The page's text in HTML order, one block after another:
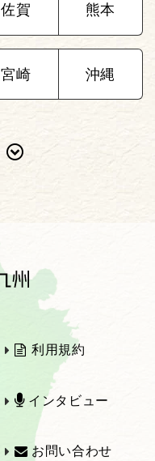
佐賀 熊本
宮崎 沖縄
2022年
2020年
2018年
利用規約
インタビュー
お問い合わせ